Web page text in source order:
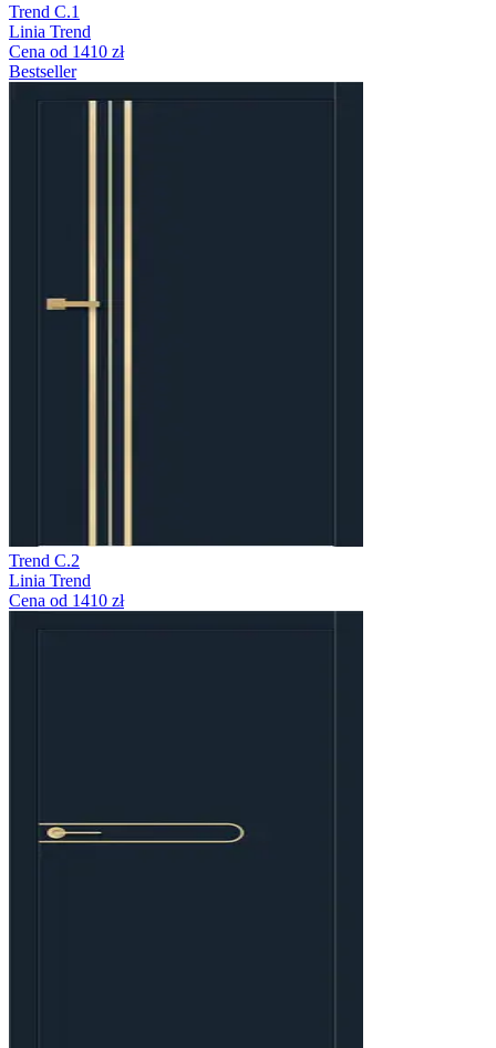
Trend C.1
Linia Trend
Cena od 1410 zł
Bestseller
Trend C.2
Linia Trend
Cena od 1410 zł